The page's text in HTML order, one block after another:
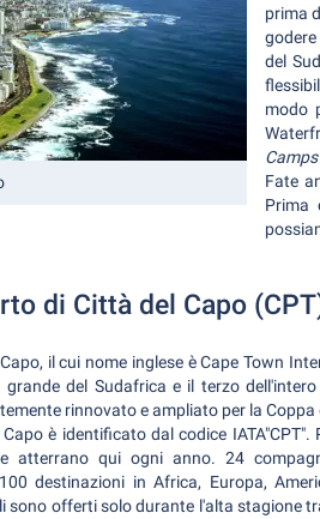
prima
del
modo
Fate
Prima
di Città del Capo
il cui nome inglese è Cape Town
del Sudafrica e il terzo
rinnovato e ampliato per la Coppa
è identificato dal codice IATA"CPT".
atterrano qui ogni anno. 24
destinazioni in Africa, Europa,
sono offerti solo durante l'alta stagione